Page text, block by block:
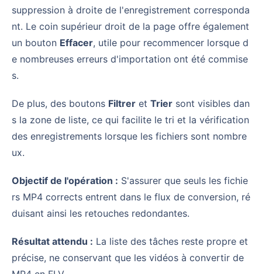
suppression à droite de l'enregistrement corresponda
nt. Le coin supérieur droit de la page offre également
un bouton Effacer, utile pour recommencer lorsque d
e nombreuses erreurs d'importation ont été commise
s.
De plus, des boutons Filtrer et Trier sont visibles dan
s la zone de liste, ce qui facilite le tri et la vérification
des enregistrements lorsque les fichiers sont nombre
ux.
Objectif de l'opération : S'assurer que seuls les fichie
rs MP4 corrects entrent dans le flux de conversion, ré
duisant ainsi les retouches redondantes.
Résultat attendu : La liste des tâches reste propre et
précise, ne conservant que les vidéos à convertir de